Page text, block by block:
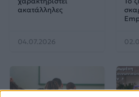
ακατάλληλες
04.07.2026